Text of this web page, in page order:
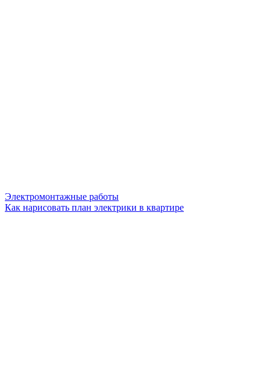
Электромонтажные работы
Как нарисовать план электрики в квартире